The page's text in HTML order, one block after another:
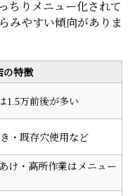
ちりメニュー化されて
みやすい傾向がありま
の特徴
1.5万前後が多い
・既存穴使用など
け・高所作業はメニュー